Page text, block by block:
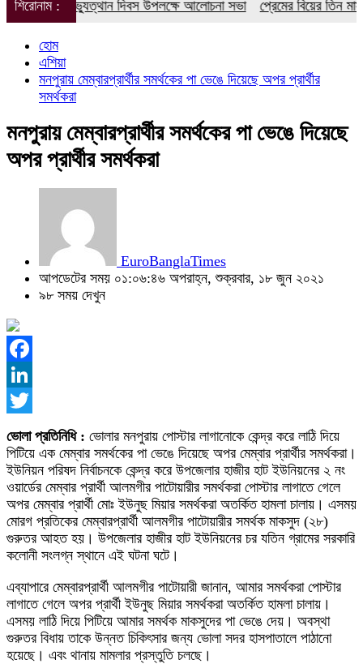
শিরোনাম :
গণঅভ্যুত্থান দিবস উপলক্ষে আলোচনা সভা প্রেমের বিয়ের তিন মাস
হোম
এশিয়া
মনপুরায় মেম্বারপ্রার্থীর সমর্থকের পা ভেঙে দিয়েছে অপর প্রার্থীর
সমর্থকরা
মনপুরায় মেম্বারপ্রার্থীর সমর্থকের পা ভেঙে দিয়েছে
অপর প্রার্থীর সমর্থকরা
EuroBanglaTimes
আপডেটের সময় ০১:০৬:৪৬ অপরাহ্ন, শুক্রবার, ১৮ জুন ২০২১
৯৮ সময় দেখুন
Facebook
LinkedIn
Twitter
ভোলা প্রতিনিধি: ভোলার মনপুরায় পোস্টার লাগানোকে কেন্দ্র করে লাঠি দিয়ে
পিটিয়ে এক মেম্বার সমর্থকের পা ভেঙে দিয়েছে অপর মেম্বার প্রার্থীর সমর্থকরা।
ইউনিয়ন পরিষদ নির্বাচনকে কেন্দ্র করে উপজেলার হাজীর হাট ইউনিয়নের ২ নং
ওয়ার্ডের মেম্বার প্রার্থী আলমগীর পাটোয়ারীর সমর্থকরা পোস্টার লাগাতে গেলে
অপর মেম্বার প্রার্থী মোঃ ইউনুছ মিয়ার সমর্থকরা অতর্কিত হামলা চালায়। এসময়
মোরগ প্রতিকের মেম্বারপ্রার্থী আলমগীর পাটোয়ারীর সমর্থক মাকসুদ (২৮)
গুরুতর আহত হয়। উপজেলার হাজীর হাট ইউনিয়নের চর যতিন গ্রামের সরকারি
কলোনী সংলগ্ন স্থানে এই ঘটনা ঘটে।
এব্যাপারে মেম্বারপ্রার্থী আলমগীর পাটোয়ারী জানান, আমার সমর্থকরা পোস্টার
লাগাতে গেলে অপর প্রার্থী ইউনুছ মিয়ার সমর্থকরা অতর্কিত হামলা চালায়।
এসময় লাঠি দিয়ে পিটিয়ে আমার সমর্থক মাকসুদের পা ভেঙে দেয়। অবস্থা
গুরুতর বিধায় তাকে উন্নত চিকিৎসার জন্য ভোলা সদর হাসপাতালে পাঠানো
হয়েছে। এবং থানায় মামলার প্রস্তুতি চলছে।